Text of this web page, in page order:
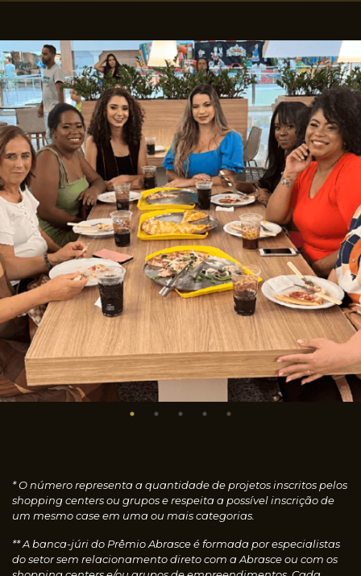
* O número representa a quantidade de projetos inscritos pelos
shopping centers ou grupos e respeita a possível inscrição de
um mesmo case em uma ou mais categorias.
** A banca-júri do Prêmio Abrasce é formada por especialistas
do setor sem relacionamento direto com a Abrasce ou com os